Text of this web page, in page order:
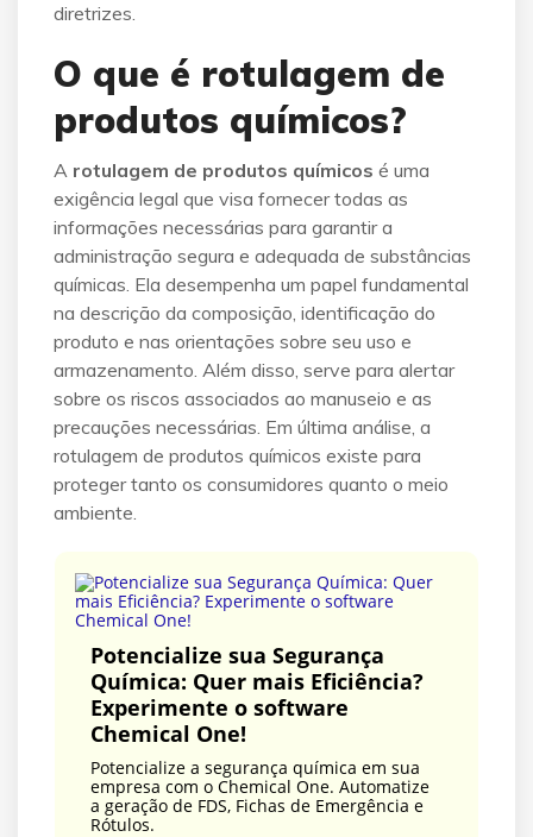
diretrizes.
O que é rotulagem de
produtos químicos?
A rotulagem de produtos químicos é uma
exigência legal que visa fornecer todas as
informações necessárias para garantir a
administração segura e adequada de substâncias
químicas. Ela desempenha um papel fundamental
na descrição da composição, identificação do
produto e nas orientações sobre seu uso e
armazenamento. Além disso, serve para alertar
sobre os riscos associados ao manuseio e as
precauções necessárias. Em última análise, a
rotulagem de produtos químicos existe para
proteger tanto os consumidores quanto o meio
ambiente.
Potencialize sua Segurança
Química: Quer mais Eficiência?
Experimente o software
Chemical One!
Potencialize a segurança química em sua
empresa com o Chemical One. Automatize
a geração de FDS, Fichas de Emergência e
Rótulos.